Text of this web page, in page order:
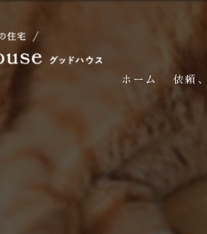
ホーム 依頼